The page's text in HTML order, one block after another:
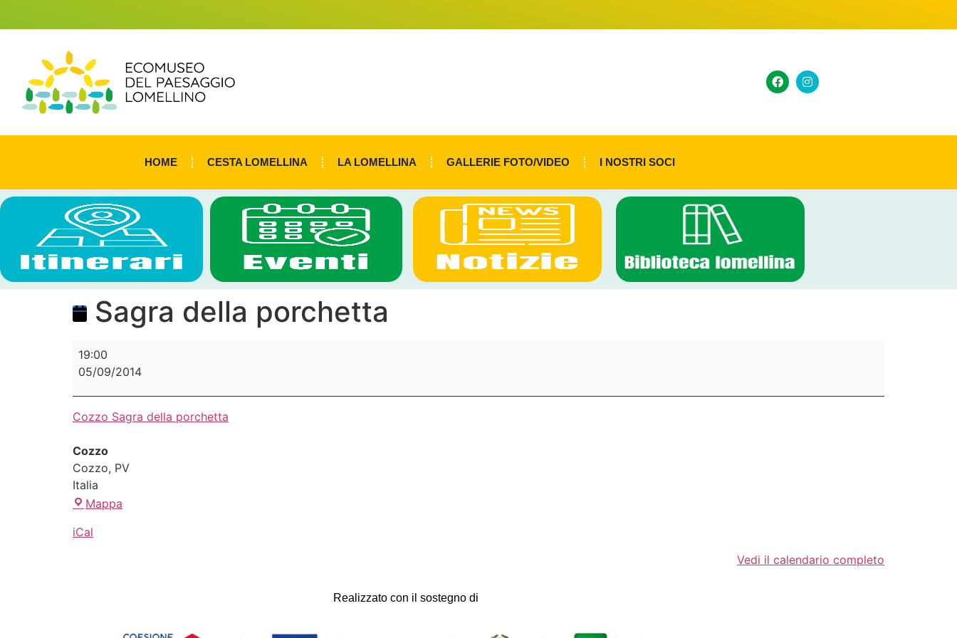
HOME CESTA LOMELLINA LA LOMELLINA GALLERIE FOTO/VIDEO I NOSTRI SOCI
Sagra della porchetta
19:00
05/09/2014
Cozzo Sagra della porchetta
Cozzo
Cozzo, PV
Italia
Mappa
iCal
Vedi il calendario completo
Realizzato con il sostegno di